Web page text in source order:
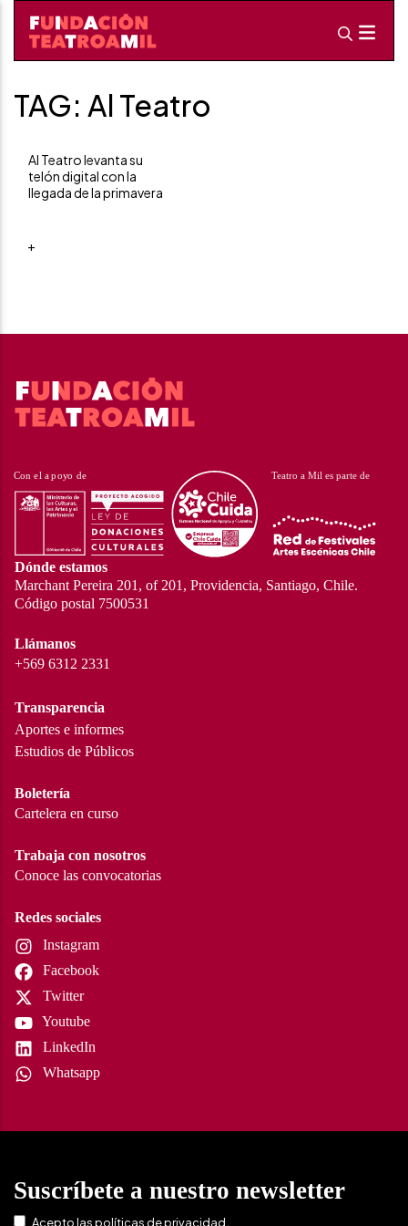
TAG: Al Teatro
Al Teatro levanta su
telón digital con la
llegada de la primavera
+
Dónde estamos
Marchant Pereira 201, of 201, Providencia, Santiago, Chile.
Código postal 7500531
Llámanos
+569 6312 2331
Transparencia
Aportes e informes
Estudios de Públicos
Boletería
Cartelera en curso
Trabaja con nosotros
Conoce las convocatorias
Redes sociales
Instagram
Facebook
Twitter
Youtube
LinkedIn
Whatsapp
Suscríbete a nuestro newsletter
Acepto laspolíticas de privacidad.